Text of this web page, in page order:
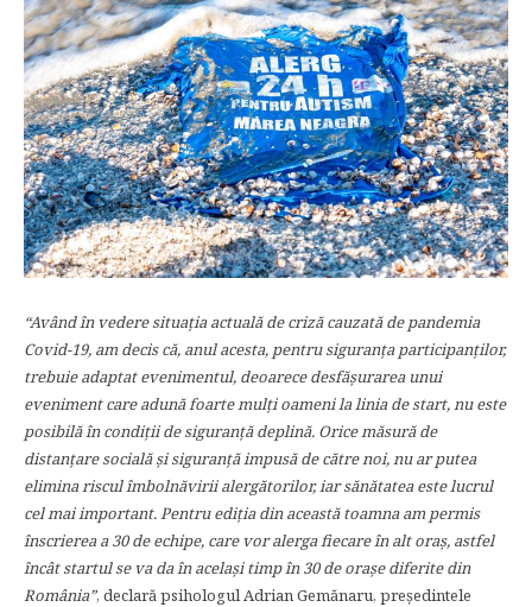
“Având în vedere situația actuală de criză cauzată de pandemia
Covid-19, am decis că, anul acesta, pentru siguranța participanților,
trebuie adaptat evenimentul, deoarece desfășurarea unui
eveniment care adună foarte mulți oameni la linia de start, nu este
posibilă în condiții de siguranță deplină. Orice măsură de
distanțare socială și siguranță impusă de către noi, nu ar putea
elimina riscul îmbolnăvirii alergătorilor, iar sănătatea este lucrul
cel mai important. Pentru ediția din această toamna am permis
înscrierea a 30 de echipe, care vor alerga fiecare în alt oraș, astfel
încât startul se va da în același timp în 30 de orașe diferite din
România”, declară psihologul Adrian Gemănaru, președintele